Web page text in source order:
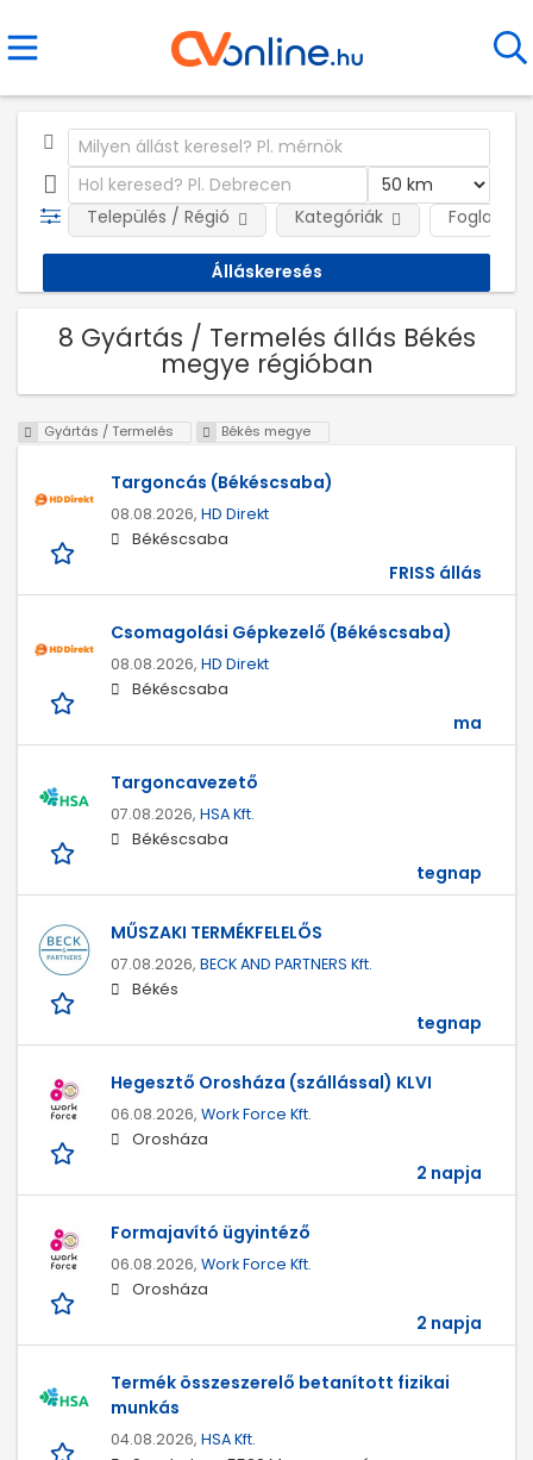
Település / Régió Kategóriák
8 Gyártás / Termelés állás Békés
megye régióban
Gyártás / Termelés Békés megye
Targoncás (Békéscsaba)
08.08.2026, HD Direkt
Békéscsaba
FRISS állás
Csomagolási Gépkezelő (Békéscsaba)
08.08.2026, HD Direkt
Békéscsaba
ma
Targoncavezető
07.08.2026, HSA Kft.
Békéscsaba
tegnap
MŰSZAKI TERMÉKFELELŐS
07.08.2026, BECK AND PARTNERS Kft.
Békés
tegnap
Hegesztő Orosháza (szállással) KLVI
06.08.2026, Work Force Kft.
Orosháza
2 napja
Formajavító ügyintéző
06.08.2026, Work Force Kft.
Orosháza
2 napja
Termék összeszerelő betanított fizikai
munkás
04.08.2026, HSA Kft.